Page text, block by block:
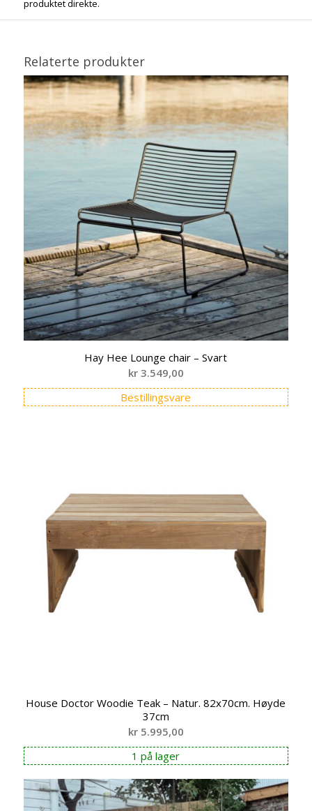
produktet direkte.
Relaterte produkter
Hay Hee Lounge chair – Svart
kr3.549,00
Bestillingsvare
House Doctor Woodie Teak – Natur. 82x70cm. Høyde
37cm
kr5.995,00
1 på lager